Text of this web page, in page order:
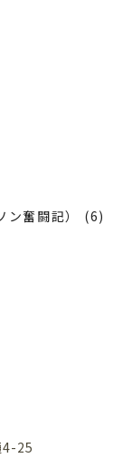
ン奮闘記） (6)
4-25